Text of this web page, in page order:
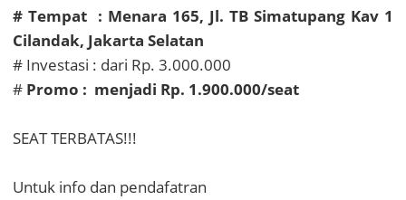
# Tempat : Menara 165, Jl. TB Simatupang Kav 1
Cilandak, Jakarta Selatan
# Investasi : dari Rp. 3.000.000
# Promo : menjadi Rp. 1.900.000/seat
SEAT TERBATAS!!!
Untuk info dan pendafatran